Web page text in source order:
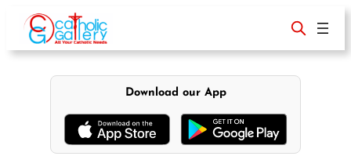
content
Download our App